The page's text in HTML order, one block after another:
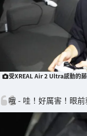
受XREAL Air 2 Ultra感動的
哦 - 哇！好厲害！眼前